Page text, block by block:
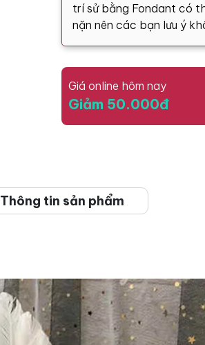
trí sử bằng Fondant có
nặn nên các bạn lưu ý
Giá online hôm nay
Giảm 50.000đ
Thông tin sản phẩm